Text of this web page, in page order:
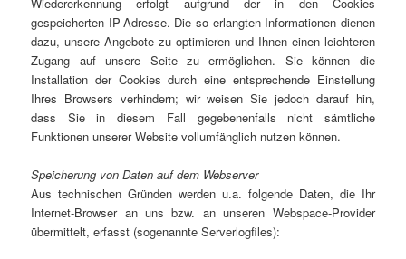
gespeicherten IP-Adresse. Die so erlangten Informationen dienen
dazu, unsere Angebote zu optimieren und Ihnen einen leichteren
Zugang auf unsere Seite zu ermöglichen. Sie können die
Installation der Cookies durch eine entsprechende Einstellung
Ihres Browsers verhindern; wir weisen Sie jedoch darauf hin,
dass Sie in diesem Fall gegebenenfalls nicht sämtliche
Funktionen unserer Website vollumfänglich nutzen können.
Speicherung von Daten auf dem Webserver
Aus technischen Gründen werden u.a. folgende Daten, die Ihr
Internet-Browser an uns bzw. an unseren Webspace-Provider
übermittelt, erfasst (sogenannte Serverlogfiles):